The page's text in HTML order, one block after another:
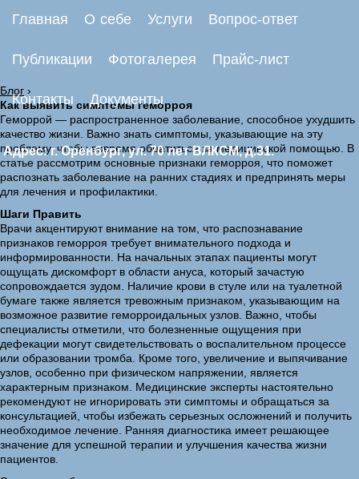
Главная О себе Услуги Вопрос-ответ
Публикации Фотогалерея Прайс-лист
Контакты Документы
Адрес: г. Оренбург, ул. 70 лет ВЛКСМ, д.31.
Блог ›
Как выявить симптомы геморроя
Геморрой — распространенное заболевание, способное ухудшить
качество жизни. Важно знать симптомы, указывающие на эту
проблему, чтобы вовремя обратиться за медицинской помощью. В
статье рассмотрим основные признаки геморроя, что поможет
распознать заболевание на ранних стадиях и предпринять меры
для лечения и профилактики.
Шаги Править
Врачи акцентируют внимание на том, что распознавание
признаков геморроя требует внимательного подхода и
информированности. На начальных этапах пациенты могут
ощущать дискомфорт в области ануса, который зачастую
сопровождается зудом. Наличие крови в стуле или на туалетной
бумаге также является тревожным признаком, указывающим на
возможное развитие геморроидальных узлов. Важно, чтобы
специалисты отметили, что болезненные ощущения при
дефекации могут свидетельствовать о воспалительном процессе
или образовании тромба. Кроме того, увеличение и выпячивание
узлов, особенно при физическом напряжении, является
характерным признаком. Медицинские эксперты настоятельно
рекомендуют не игнорировать эти симптомы и обращаться за
консультацией, чтобы избежать серьезных осложнений и получить
необходимое лечение. Ранняя диагностика имеет решающее
значение для успешной терапии и улучшения качества жизни
пациентов.